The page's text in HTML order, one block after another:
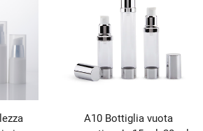
A10 Bottiglia vuota